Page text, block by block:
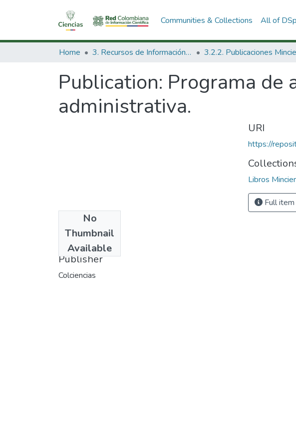
Communities & Collections All of
Home 3. Recursos de Información Científica y Tecnológica
Publication: Programa de
administrativa.
No
Thumbnail
Available
1985
Publisher
Colciencias
URI
https://
Libros
Full